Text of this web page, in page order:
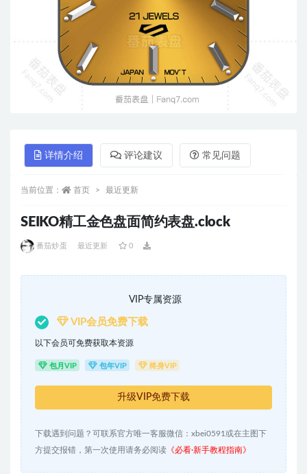
详情介绍 评论建议 常见问题
当前位置： 首页 最近更新
SEIKO精工金色盘面简约表盘.clock
番茄炒蛋 最近更新 0
VIP专属资源
VIP会员免费下载
以下会员可免费获取本资源
包月VIP 包年VIP 终身VIP
升级VIP免费下载
下载遇到问题？可联系官方唯一客服微信：xbei0591或在主图下
方提交报错，第一次使用请务必阅读 《必看·新手教程指南》